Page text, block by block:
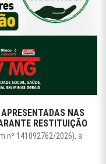
NAS
RESTITUIÇÃO
nº 141092762/2026), a